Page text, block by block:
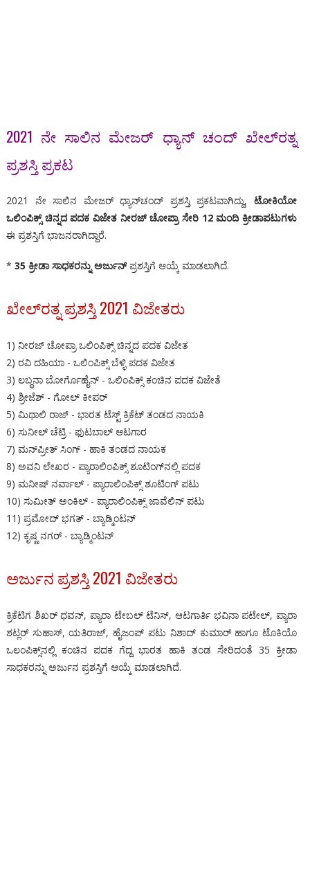
2021 ನೇ ಸಾಲಿನ ಮೇಜರ್ ಧ್ಯಾನ್ ಚಂದ್ ಖೇಲ್‌ರತ್ನ
ಪ್ರಶಸ್ತಿ ಪ್ರಕಟ
2021 ನೇ ಸಾಲಿನ ಮೇಜರ್ ಧ್ಯಾನ್‌ಚಂದ್ ಪ್ರಶಸ್ತಿ ಪ್ರಕಟವಾಗಿದ್ದು,ಟೋಕಿಯೋ
ಒಲಿಂಪಿಕ್ಸ್ ಚಿನ್ನದ ಪದಕ ವಿಜೇತ ನೀರಜ್ ಚೋಪ್ರಾ ಸೇರಿ 12 ಮಂದಿ ಕ್ರೀಡಾಪಟುಗಳು
ಈ ಪ್ರಶಸ್ತಿಗೆ ಭಾಜನರಾಗಿದ್ದಾರೆ.
* 35 ಕ್ರೀಡಾ ಸಾಧಕರನ್ನು ಅರ್ಜುನ್ಪ್ರಶಸ್ತಿಗೆ ಆಯ್ಕೆ ಮಾಡಲಾಗಿದೆ.
ಖೇಲ್‌ರತ್ನ ಪ್ರಶಸ್ತಿ 2021 ವಿಜೇತರು
1) ನೀರಜ್ ಚೋಪ್ರಾ ಒಲಿಂಪಿಕ್ಸ್ ಚಿನ್ನದ ಪದಕ ವಿಜೇತ
2) ರವಿ ದಹಿಯಾ - ಒಲಿಂಪಿಕ್ಸ್ ಬೆಳ್ಳಿ ಪದಕ ವಿಜೇತ
3) ಲಬ್ಧನಾ ಬೋರ್ಗೊಹೈನ್ - ಒಲಿಂಪಿಕ್ಸ್ ಕಂಚಿನ ಪದಕ ವಿಜೇತೆ
4) ಶ್ರೀಜೆಶ್ - ಗೋಲ್ ಕೀಪರ್
5) ಮಿಥಾಲಿ ರಾಜ್ - ಭಾರತ ಟೆಸ್ಟ್ ಕ್ರಿಕೆಟ್ ತಂಡದ ನಾಯಕಿ
6) ಸುನೀಲ್ ಚೆಟ್ರಿ - ಫುಟಬಾಲ್ ಆಟಗಾರ
7) ಮನ್‌ಪ್ರೀತ್ ಸಿಂಗ್ - ಹಾಕಿ ತಂಡದ ನಾಯಕ
8) ಅವನಿ ಲೇಖರ - ಪ್ಯಾರಾಲಿಂಪಿಕ್ಸ್ ಶೂಟಿಂಗ್‌ನಲ್ಲಿ ಪದಕ
9) ಮನೀಷ್ ನರ್ವಾಲ್ - ಪ್ಯಾರಾಲಿಂಪಿಕ್ಸ್ ಶೂಟಿಂಗ್ ಪಟು
10) ಸುಮೀತ್ ಅಂಕಿಲ್ - ಪ್ಯಾರಾಲಿಂಪಿಕ್ಸ್‌ ಜಾವೆಲಿನ್ ಪಟು
11) ಪ್ರಮೋದ್ ಭಗತ್ - ಬ್ಯಾಡ್ಮಿಂಟನ್
12) ಕೃಷ್ಣ ನಗರ್ - ಬ್ಯಾಡ್ಮಿಂಟನ್
ಅರ್ಜುನ ಪ್ರಶಸ್ತಿ 2021 ವಿಜೇತರು
ಕ್ರಿಕೆಟಿಗ ಶಿಖರ್ ಧವನ್, ಪ್ಯಾರಾ ಟೇಬಲ್ ಟೆನಿಸ್, ಆಟಗಾರ್ತಿ ಭವಿನಾ ಪಟೇಲ್, ಪ್ಯಾರಾ
ಶಟ್ಲರ್ ಸುಹಾಸ್, ಯತಿರಾಜ್, ಹೈಜಂಪ್ ಪಟು ನಿಶಾದ್ ಕುಮಾರ್ ಹಾಗೂ ಟೊಕಿಯೊ
ಒಲಂಪಿಕ್ಸ್‌ನಲ್ಲಿ ಕಂಚಿನ ಪದಕ ಗೆದ್ದ ಭಾರತ ಹಾಕಿ ತಂಡ ಸೇರಿದಂತೆ 35 ಕ್ರೀಡಾ
ಸಾಧಕರನ್ನು ಅರ್ಜುನ ಪ್ರಶಸ್ತಿಗೆ ಆಯ್ಕೆ ಮಾಡಲಾಗಿದೆ.